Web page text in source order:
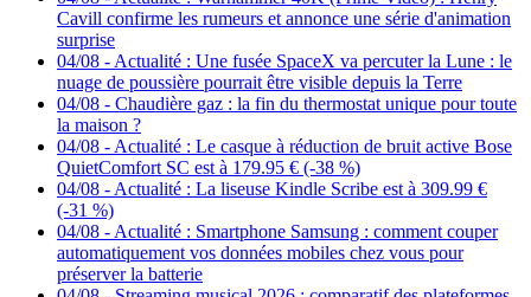
Cavill confirme les rumeurs et annonce une série d'animation
surprise
04/08 - Actualité : Une fusée SpaceX va percuter la Lune : le
nuage de poussière pourrait être visible depuis la Terre
04/08 - Chaudière gaz : la fin du thermostat unique pour toute
la maison ?
04/08 - Actualité : Le casque à réduction de bruit active Bose
QuietComfort SC est à 179.95 € (-38 %)
04/08 - Actualité : La liseuse Kindle Scribe est à 309.99 €
(-31 %)
04/08 - Actualité : Smartphone Samsung : comment couper
automatiquement vos données mobiles chez vous pour
préserver la batterie